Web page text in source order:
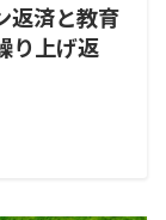
返済と教育
り上げ返